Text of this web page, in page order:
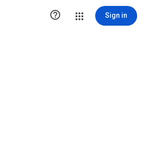
 Sign in